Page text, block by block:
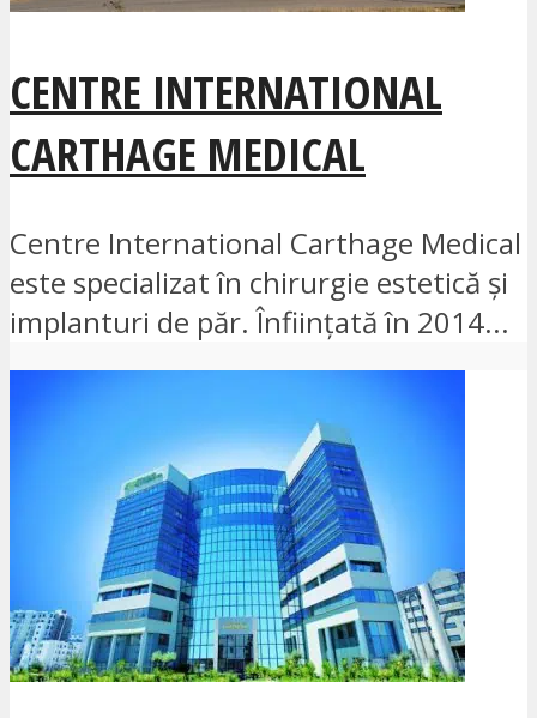
CENTRE INTERNATIONAL
CARTHAGE MEDICAL
Centre International Carthage Medical
este specializat în chirurgie estetică și
implanturi de păr. Înființată în 2014...